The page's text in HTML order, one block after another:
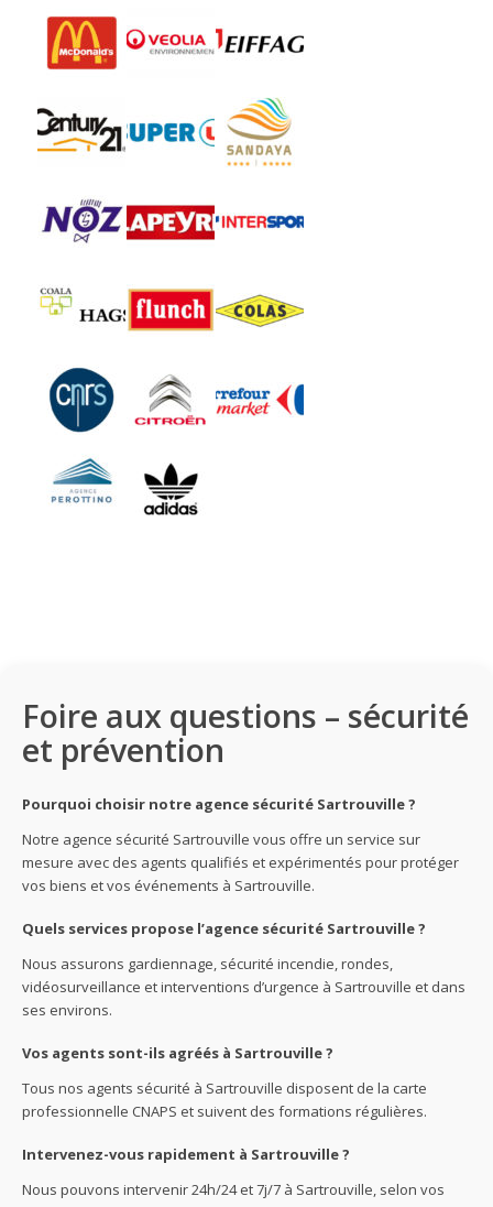
Foire aux questions – sécurité
et prévention
Pourquoi choisir notre agence sécurité Sartrouville ?
Notre agence sécurité Sartrouville vous offre un service sur
mesure avec des agents qualifiés et expérimentés pour protéger
vos biens et vos événements à Sartrouville.
Quels services propose l’agence sécurité Sartrouville ?
Nous assurons gardiennage, sécurité incendie, rondes,
vidéosurveillance et interventions d’urgence à Sartrouville et dans
ses environs.
Vos agents sont-ils agréés à Sartrouville ?
Tous nos agents sécurité à Sartrouville disposent de la carte
professionnelle CNAPS et suivent des formations régulières.
Intervenez-vous rapidement à Sartrouville ?
Nous pouvons intervenir 24h/24 et 7j/7 à Sartrouville, selon vos